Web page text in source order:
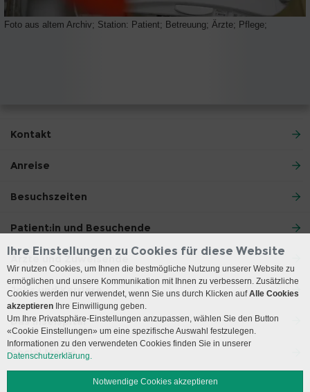
Foto aus altem Archiv; Station: Patient; Betreuung; Ärzte; Pflege;
Kontakt
Anreise
Besuchszeiten
Patient:in und Besuchende
Ärzte und Zuweisende
Jobs und Karriere
Das Inselspital
Social Media
Ihre Einstellungen zu Cookies für diese Website
Wir nutzen Cookies, um Ihnen die bestmögliche Nutzung unserer Website zu
ermöglichen und unsere Kommunikation mit Ihnen zu verbessern. Zusätzliche
Cookies werden nur verwendet, wenn Sie uns durch Klicken aufAlle Cookies
akzeptieren Ihre Einwilligung geben.
Um Ihre Privatsphäre-Einstellungen anzupassen, wählen Sie den Button
«Cookie Einstellungen» um eine spezifische Auswahl festzulegen.
Informationen zu den verwendeten Cookies finden Sie in unserer
Datenschutzerklärung.
Notwendige Cookies akzeptieren